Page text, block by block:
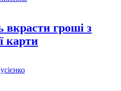
гроші з
карти